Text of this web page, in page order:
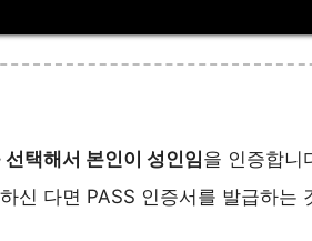
택해서 본인이 성인임을 인증합니
신 다면 PASS 인증서를 발급하는